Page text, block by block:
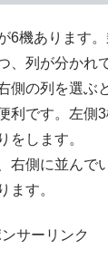
6機あります
、列が分かれ
側の列を選ぶ
利です。左側
をします。
右側に並んで
ます。
サーリンク